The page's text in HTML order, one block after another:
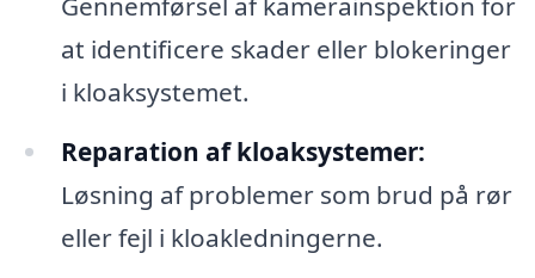
at identificere skader eller blokeringer
i kloaksystemet.
Reparation af kloaksystemer:
Løsning af problemer som brud på rør
eller fejl i kloakledningerne.